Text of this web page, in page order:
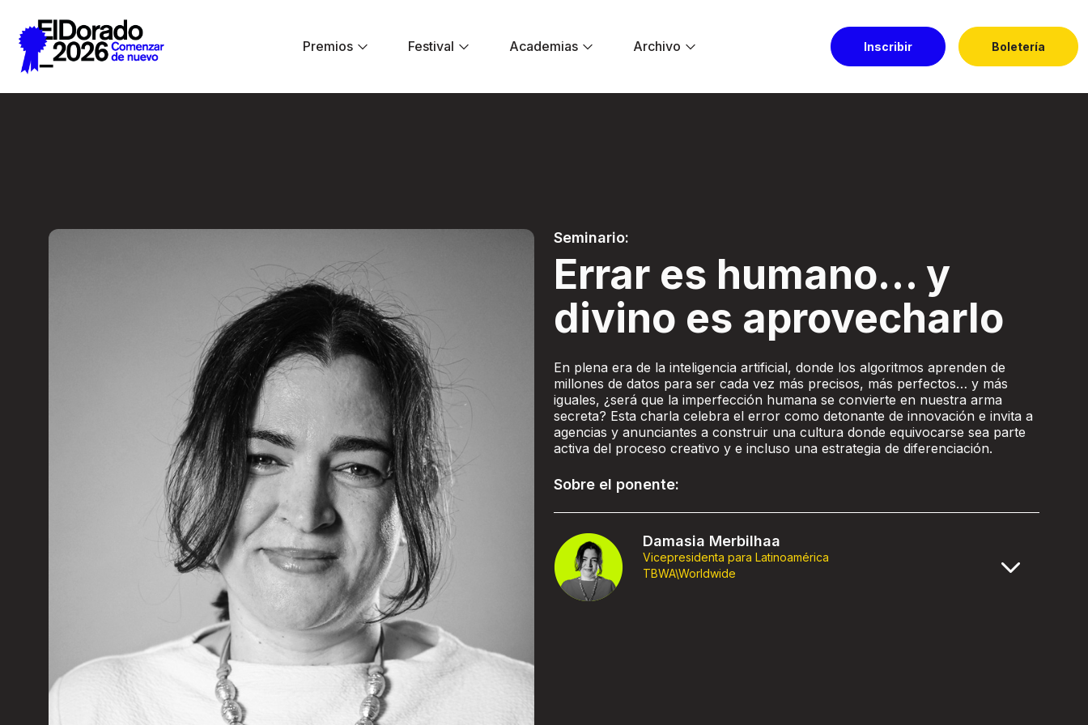
Premios
Festival Academias Archivo Inscribir Boletería
Seminario:
Errar es humano… y
divino es aprovecharlo
En plena era de la inteligencia artificial, donde los algoritmos aprenden de
millones de datos para ser cada vez más precisos, más perfectos… y más
iguales, ¿será que la imperfección humana se convierte en nuestra arma
secreta? Esta charla celebra el error como detonante de innovación e invita a
agencias y anunciantes a construir una cultura donde equivocarse sea parte
activa del proceso creativo y e incluso una estrategia de diferenciación.
Sobre el ponente:
Damasia Merbilhaa
Vicepresidenta para Latinoamérica
TBWA\Worldwide